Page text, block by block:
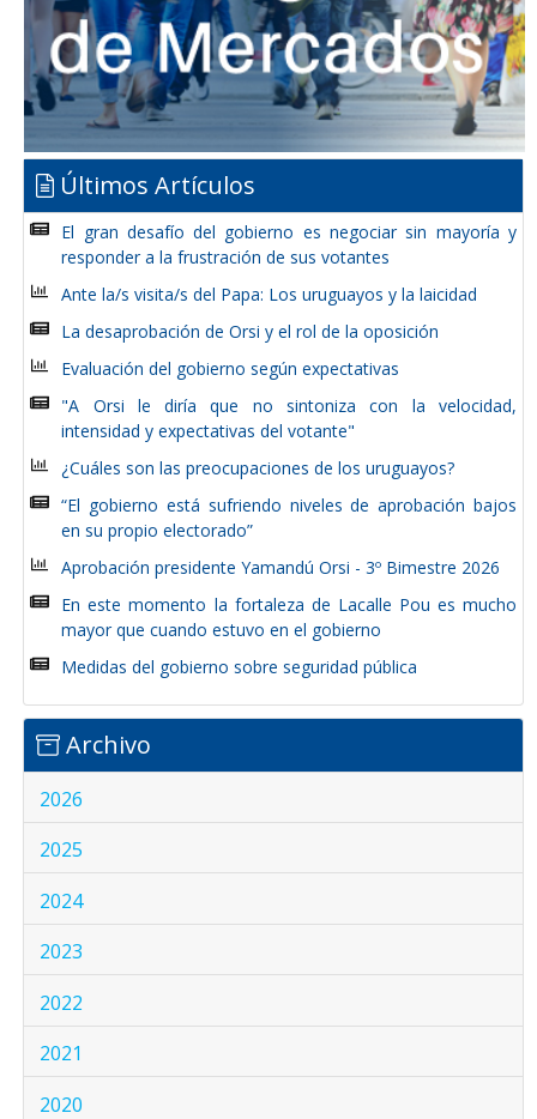
Últimos Artículos
El gran desafío del gobierno es negociar sin mayoría y
responder a la frustración de sus votantes
Ante la/s visita/s del Papa: Los uruguayos y la laicidad
La desaprobación de Orsi y el rol de la oposición
Evaluación del gobierno según expectativas
"A Orsi le diría que no sintoniza con la velocidad,
intensidad y expectativas del votante"
¿Cuáles son las preocupaciones de los uruguayos?
“El gobierno está sufriendo niveles de aprobación bajos
en su propio electorado”
Aprobación presidente Yamandú Orsi - 3º Bimestre 2026
En este momento la fortaleza de Lacalle Pou es mucho
mayor que cuando estuvo en el gobierno
Medidas del gobierno sobre seguridad pública
Archivo
2026
2025
2024
2023
2022
2021
2020